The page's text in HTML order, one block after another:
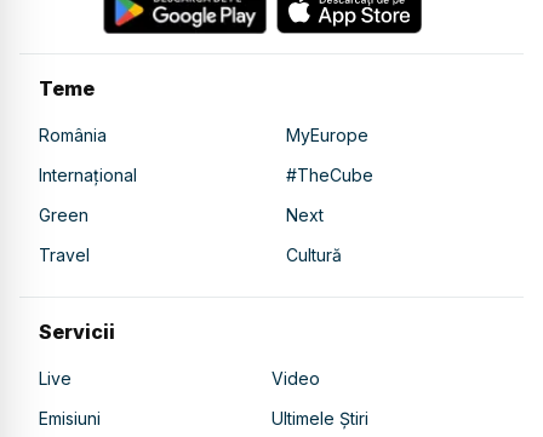
Teme
România
MyEurope
Internațional
#TheCube
Green
Next
Travel
Cultură
Servicii
Live
Video
Emisiuni
Ultimele Știri